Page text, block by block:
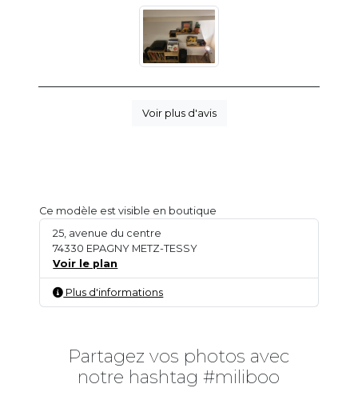
Voir plus d'avis
Ce modèle est visible en boutique
25, avenue du centre
74330 EPAGNY METZ-TESSY
Voir le plan
Plus d'informations
Partagez vos photos avec
notre hashtag #miliboo